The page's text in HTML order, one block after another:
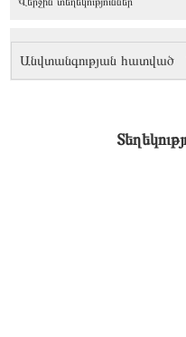
Անվտանգության հատված